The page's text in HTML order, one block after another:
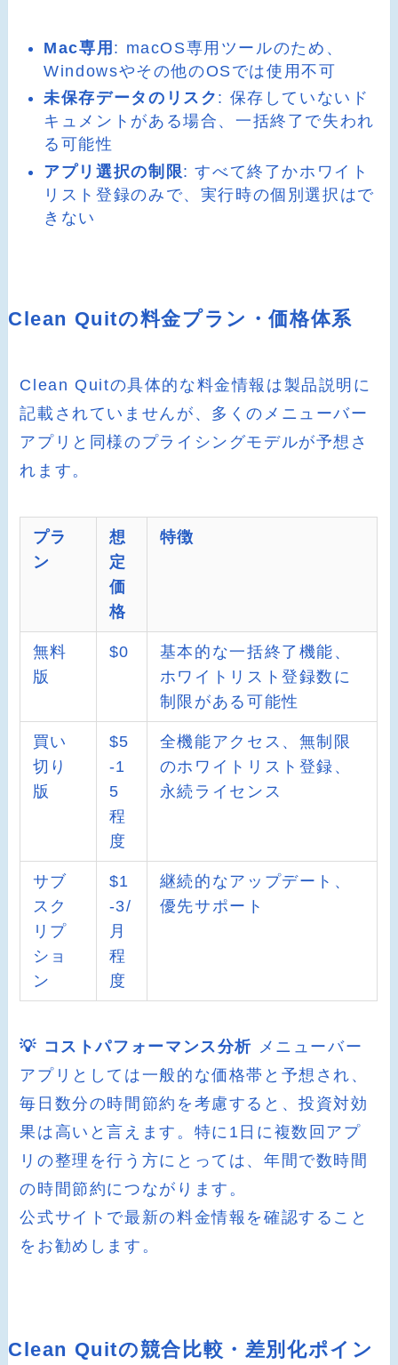
Mac専用 : macOS専用ツールのため、
Windowsやその他のOSでは使用不可
未保存データのリスク : 保存していないド
キュメントがある場合、一括終了で失われ
る可能性
アプリ選択の制限: すべて終了かホワイト
リスト登録のみで、実行時の個別選択はで
きない
Clean Quitの料金プラン・価格体系
Clean Quitの具体的な料金情報は製品説明に
記載されていませんが、多くのメニューバー
アプリと同様のプライシングモデルが予想さ
れます。
プラ
ン
想
定
価
格
特徴
無料
版
$0
基本的な一括終了機能、
ホワイトリスト登録数に
制限がある可能性
買い
切り
版
$5
-1
5
程
度
全機能アクセス、無制限
のホワイトリスト登録、
永続ライセンス
サブ
スク
リプ
ショ
ン
$1
-3/
月
程
度
継続的なアップデート、
優先サポート
💡 コストパフォーマンス分析 メニューバー
アプリとしては一般的な価格帯と予想され、
毎日数分の時間節約を考慮すると、投資対効
果は高いと言えます。特に1日に複数回アプ
リの整理を行う方にとっては、年間で数時間
の時間節約につながります。
公式サイトで最新の料金情報を確認すること
をお勧めします。
Clean Quitの競合比較・差別化ポイン